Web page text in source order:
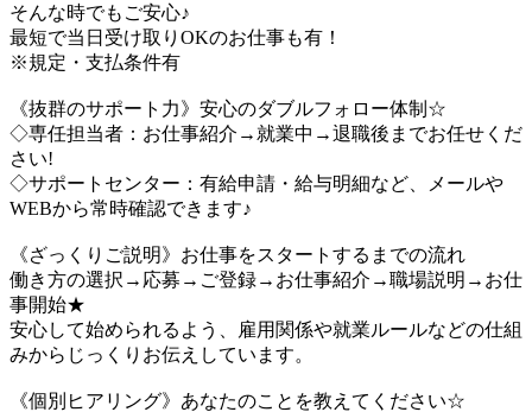
そんな時でもご安心♪
最短で当日受け取りOKのお仕事も有！
※規定・支払条件有
《抜群のサポート力》安心のダブルフォロー体制☆
◇専任担当者：お仕事紹介→就業中→退職後までお任せくだ
さい!
◇サポートセンター：有給申請・給与明細など、メールや
WEBから常時確認できます♪
《ざっくりご説明》お仕事をスタートするまでの流れ
働き方の選択→応募→ご登録→お仕事紹介→職場説明→お仕
事開始★
安心して始められるよう、雇用関係や就業ルールなどの仕組
みからじっくりお伝えしています。
《個別ヒアリング》あなたのことを教えてください☆